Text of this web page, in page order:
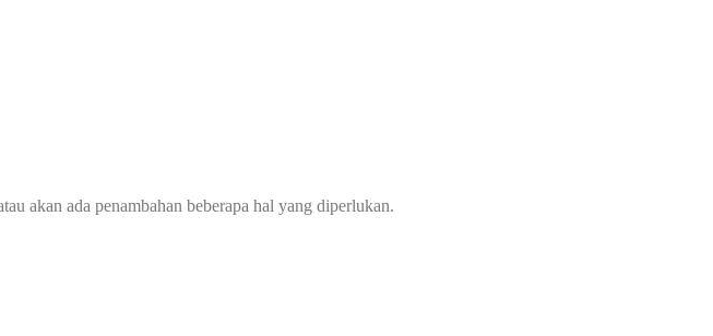
akan ada penambahan beberapa hal yang diperlukan.